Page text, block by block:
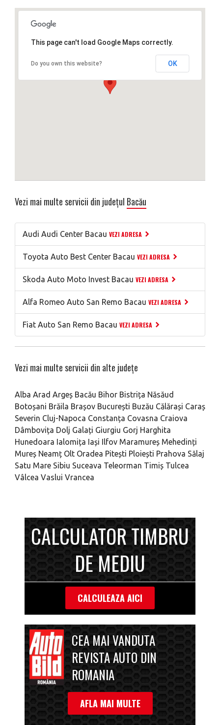
This page can't load Google Maps correctly.
Do you own this website? OK
Vezi mai multe servicii din județul Bacău
Audi Audi Center Bacau VEZI ADRESA
Toyota Auto Best Center Bacau VEZI ADRESA
Skoda Auto Moto Invest Bacau VEZI ADRESA
Alfa Romeo Auto San Remo Bacau VEZI ADRESA
Fiat Auto San Remo Bacau VEZI ADRESA
Vezi mai multe servicii din alte județe
Alba Arad Argeș Bacău Bihor Bistrița Năsăud
Botoșani Brăila Brașov București Buzău Călărași Caraș
Severin Cluj-Napoca Constanța Covasna Craiova
Dâmbovița Dolj Galați Giurgiu Gorj Harghita
Hunedoara Ialomița Iași Ilfov Maramureș Mehedinți
Mureș Neamț Olt Oradea Pitești Ploiești Prahova Sălaj
Satu Mare Sibiu Suceava Teleorman Timiș Tulcea
Vâlcea Vaslui Vrancea
CALCULATOR TIMBRU
DE MEDIU
CALCULEAZA AICI
CEA MAI VANDUTA
REVISTA AUTO DIN
ROMANIA
AFLA MAI MULTE